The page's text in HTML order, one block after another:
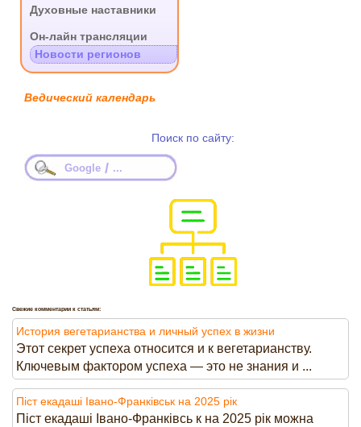
Духовные наставники
Он-лайн трансляции
Новости регионов
Ведический календарь
Поиск по сайту:
Google / ...
Свежие комментарии к статьям:
История вегетарианства и личный успех в жизни
Этот секрет успеха относится и к вегетарианству.
Ключевым фактором успеха — это не знания и ...
Піст екадаші Івано-Франківськ на 2025 рік
Піст екадаші Івано-Франківсь к на 2025 рік можна